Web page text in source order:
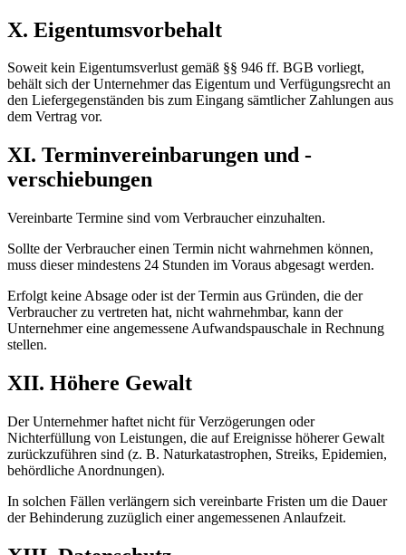
X. Eigentumsvorbehalt
Soweit kein Eigentumsverlust gemäß §§ 946 ff. BGB vorliegt,
behält sich der Unternehmer das Eigentum und Verfügungsrecht an
den Liefergegenständen bis zum Eingang sämtlicher Zahlungen aus
dem Vertrag vor.
XI. Terminvereinbarungen und -
verschiebungen
Vereinbarte Termine sind vom Verbraucher einzuhalten.
Sollte der Verbraucher einen Termin nicht wahrnehmen können,
muss dieser mindestens 24 Stunden im Voraus abgesagt werden.
Erfolgt keine Absage oder ist der Termin aus Gründen, die der
Verbraucher zu vertreten hat, nicht wahrnehmbar, kann der
Unternehmer eine angemessene Aufwandspauschale in Rechnung
stellen.
XII. Höhere Gewalt
Der Unternehmer haftet nicht für Verzögerungen oder
Nichterfüllung von Leistungen, die auf Ereignisse höherer Gewalt
zurückzuführen sind (z. B. Naturkatastrophen, Streiks, Epidemien,
behördliche Anordnungen).
In solchen Fällen verlängern sich vereinbarte Fristen um die Dauer
der Behinderung zuzüglich einer angemessenen Anlaufzeit.